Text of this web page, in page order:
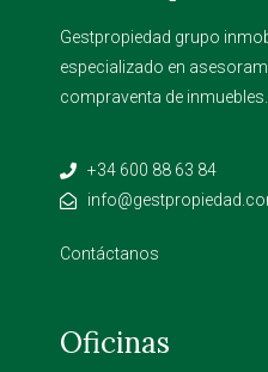
Gestpropiedad grupo
especializado en
compraventa de inmuebles.
+34 600 88 63 84
Contáctanos
Oficinas